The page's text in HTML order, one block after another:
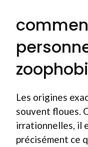
Les origines
souvent floues.
irrationnelles, il
précisément ce